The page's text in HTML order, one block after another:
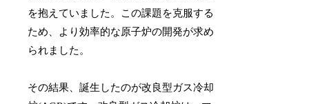
を抱えていました。この課題を克服する
ため、より効率的な原子炉の開発が求め
られました。
その結果、誕生したのが改良型ガス冷却